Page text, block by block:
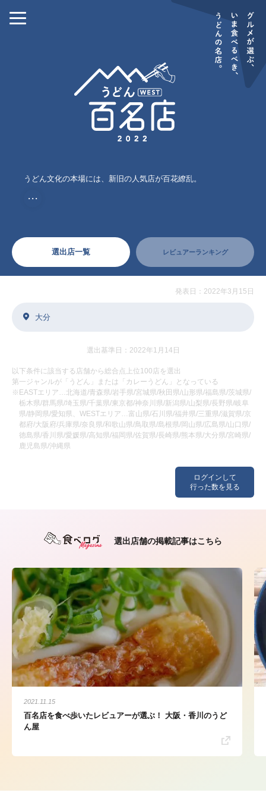
うどん文化の本場には、新旧の人気店が百花繚乱。
・・・
選出店一覧 レビュアーランキング
ログインして
行った数を見る
発表日：2022年3月15日
大分
選出基準日：2022年1月14日
以下条件に該当する店舗から総合点上位100店を選出
第一ジャンルが「うどん」または「カレーうどん」となっている
※EASTエリア…北海道/青森県/岩手県/宮城県/秋田県/山形県/福島県/茨城県/
栃木県/群馬県/埼玉県/千葉県/東京都/神奈川県/新潟県/山梨県/長野県/岐阜
県/静岡県/愛知県、WESTエリア…富山県/石川県/福井県/三重県/滋賀県/京
都府/大阪府/兵庫県/奈良県/和歌山県/鳥取県/島根県/岡山県/広島県/山口県/
徳島県/香川県/愛媛県/高知県/福岡県/佐賀県/長崎県/熊本県/大分県/宮崎県/
鹿児島県/沖縄県
選出店舗の掲載記事はこちら
2021.11.15
百名店を食べ歩いたレビュアーが選ぶ！ 大阪・香川のうど
ん屋